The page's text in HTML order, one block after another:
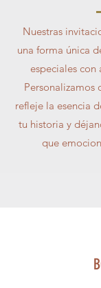
Nuestras
una forma única
especiales con
Personalizamos
refleje la esencia
tu historia y
que